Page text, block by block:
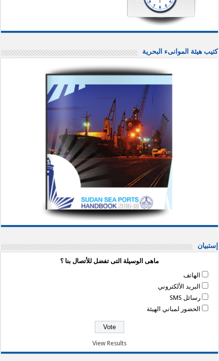
كتيب هيئة الموانىء البحرية
إستبيان
ماهى الوسيلة التى تفضل للأتصال بنا ؟
الهاتف
البريد الألكتروني
رسائل SMS
الحضور لمباني الهيئة
View Results